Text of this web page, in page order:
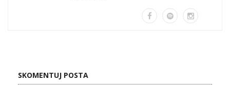
SKOMENTUJ POSTA